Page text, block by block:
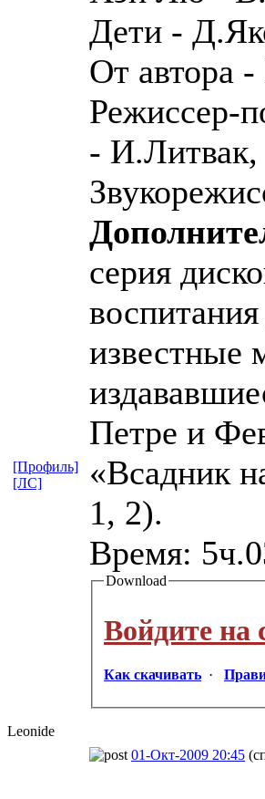
Дети -
От автора
Режиссер-
- И.Литвак,
серия
известные
Петре и
«Всадник
1, 2).
Bpeмя:
Download
Войдите на
Как скачивать ·
[Профиль]
[ЛС]
Leonide
01-Окт-2009 20:45